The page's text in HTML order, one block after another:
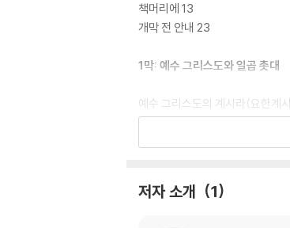
책머리에 13
개막 전 안내 23
1막: 예수 그리스도와 일곱 촛대
예수 그리스도의 계시라(요한계
은혜와 평안이 여러분들에게(
밧모라 불리는 섬에 있었더니(요
저자 소개 1